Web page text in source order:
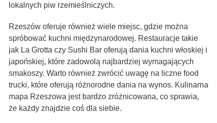
lokalnych piw rzemieślniczych.
Rzeszów oferuje również wiele miejsc, gdzie można
spróbować kuchni międzynarodowej. Restauracje takie
jak La Grotta czy Sushi Bar oferują dania kuchni włoskiej i
japońskiej, które zadowolą najbardziej wymagających
smakoszy. Warto również zwrócić uwagę na liczne food
trucki, które oferują różnorodne dania na wynos. Kulinarna
mapa Rzeszowa jest bardzo zróżnicowana, co sprawia,
że każdy znajdzie coś dla siebie.